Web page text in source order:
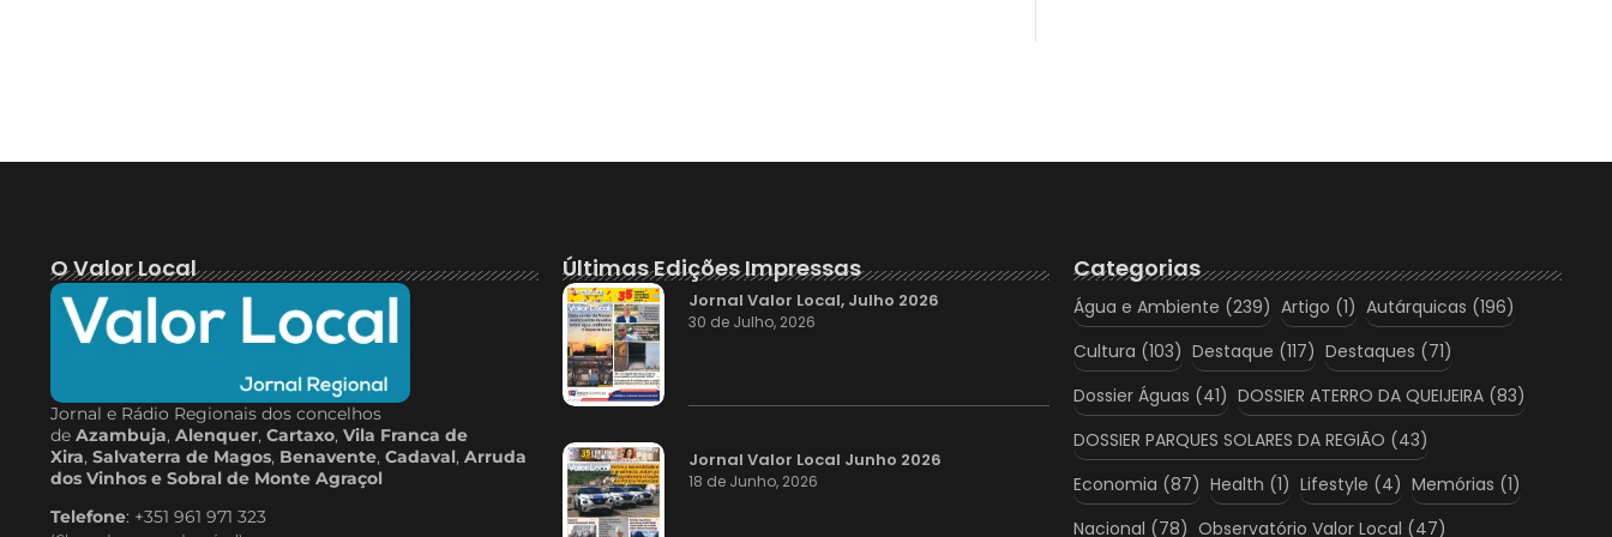
O Valor Local
Jornal e Rádio Regionais dos concelhos
de Azambuja, Alenquer, Cartaxo, Vila Franca de
Xira, Salvaterra de Magos, Benavente, Cadaval, Arruda
dos Vinhos e Sobral de Monte Agraçol
Telefone: +351 961 971 323
Últimas Edições Impressas
Jornal Valor Local, Julho 2026
30 de Julho, 2026
Jornal Valor Local Junho 2026
18 de Junho, 2026
Categorias
Água e Ambiente (239) Artigo (1) Autárquicas (196)
Cultura (103) Destaque (117) Destaques (71)
Dossier Águas (41) DOSSIER ATERRO DA QUEIJEIRA (83)
DOSSIER PARQUES SOLARES DA REGIÃO (43)
Economia (87) Health (1) Lifestyle (4) Memórias (1)
Nacional (78) Observatório Valor Local (47)